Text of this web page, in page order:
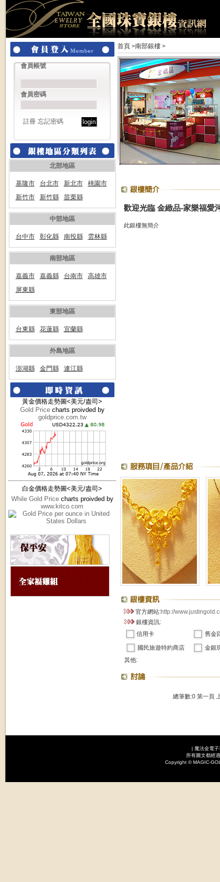
會員帳號
會員密碼
註冊 忘記密碼
北部地區
基隆市 台北市 新北市
桃園市
新竹市
新竹縣 苗栗縣
中部地區
台中市 彰化縣 南投縣 雲林縣
南部地區
嘉義市 嘉義縣 台南市
高雄市
屏東縣
東部地區
台東縣 花蓮縣 宜蘭縣
外島地區
澎湖縣 金門縣 連江縣
黃金價格走勢圖<美元/盎司>
Gold Pricecharts proivded by
goldprice.com.tw
白金價格走勢圖<美元/盎司>
While Gold Pricecharts proivded by
www.kitco.com
首頁 >南部銀樓>
歡迎光臨 金緻品-家樂福愛
此銀樓無簡介
官方網站:http://
銀樓資訊:
信用卡
舊金
國民旅遊特約商店
金銀
其他:
總筆數:0 第一頁
| 魔法金電
所有圖文都經
Copyright © MAGIC-